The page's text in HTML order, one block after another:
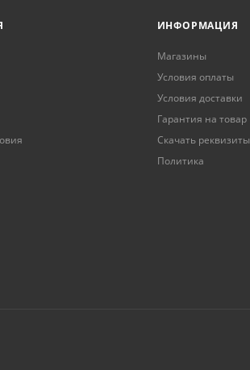
ИНФОРМАЦИЯ
Магазины
Условия оплаты
Условия доставки
Гарантия на товар
Скачать реквизиты
Политика